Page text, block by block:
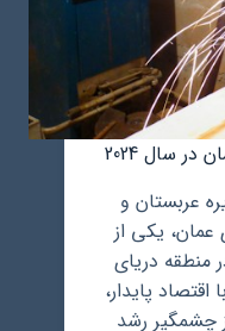
سال 2024
عربستان و
عمان، یکی از
منطقه دریای
پایدار،
چشمگیر رشد